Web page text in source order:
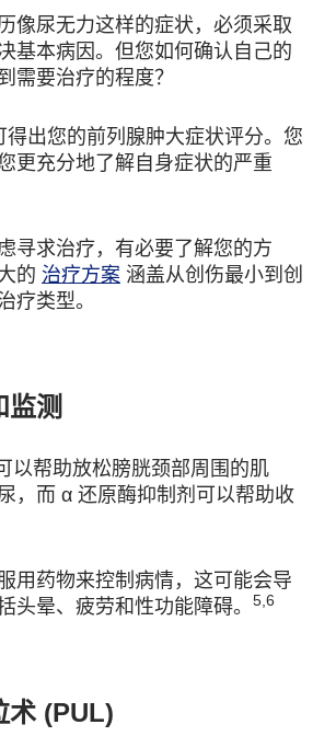
像尿无力这样的症状，必须采取
基本病因。但您如何确认自己的
需要治疗的程度？
得出您的前列腺肿大症状评分。您
更充分地了解自身症状的严重
寻求治疗，有必要了解您的方
的 治疗方案 涵盖从创伤最小到创
疗类型。
监测
以帮助放松膀胱颈部周围的肌
，而 α 还原酶抑制剂可以帮助收
用药物来控制病情，这可能会导
头晕、疲劳和性功能障碍。
5,6
术 (PUL)